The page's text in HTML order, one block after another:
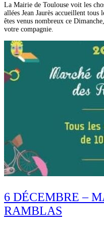
La Mairie de Toulouse voit les
allées Jean Jaurès accueillent tous
êtes venus nombreux ce
votre compagnie.
6 DÉCEMBRE –
RAMBLAS